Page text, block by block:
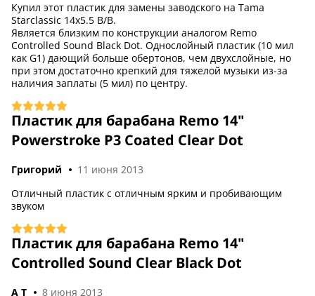
Купил этот пластик для замены заводского на Tama
Starclassic 14x5.5 B/B.
Является близким по конструкции аналогом Remo
Controlled Sound Black Dot. Однослойный пластик (10 мил
как G1) дающий больше обертонов, чем двухслойные, но
при этом достаточно крепкий для тяжелой музыки из-за
наличия заплаты (5 мил) по центру.
Пластик для барабана Remo 14"
Powerstroke P3 Coated Clear Dot
Григорий
11 июня 2013
Отличный пластик с отличным ярким и пробивающим
звуком
Пластик для барабана Remo 14"
Controlled Sound Clear Black Dot
A T 8 июня 2013